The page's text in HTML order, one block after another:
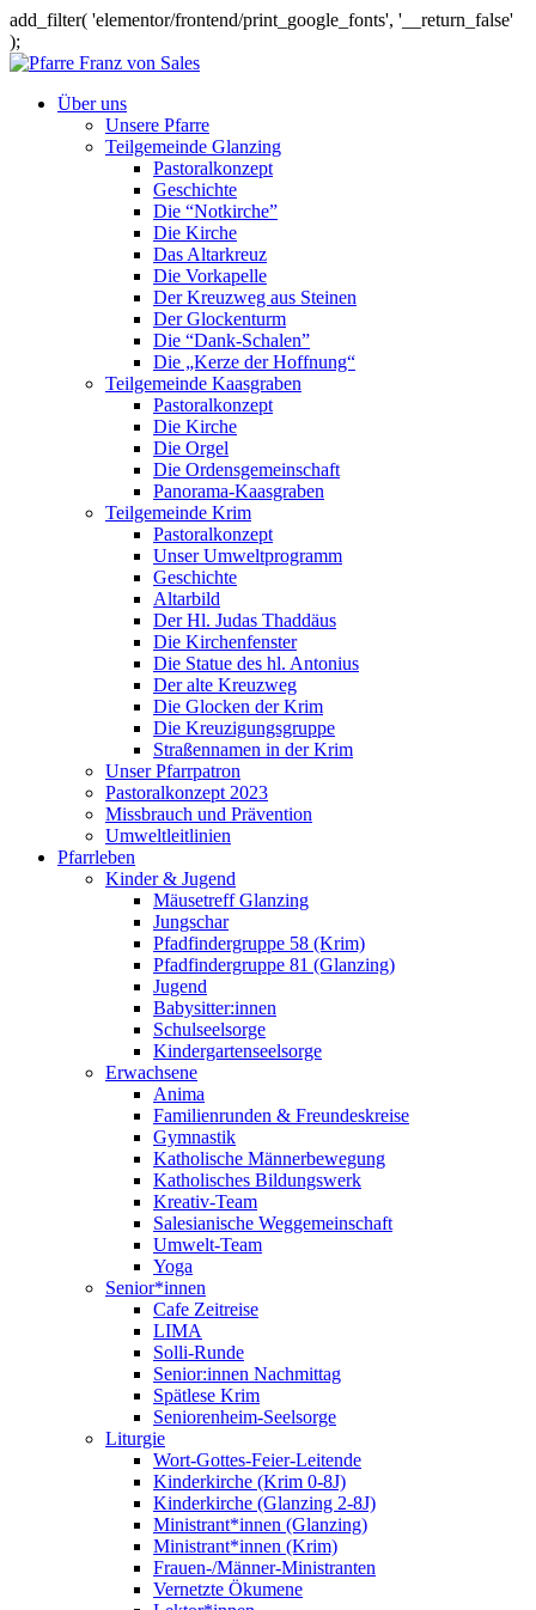
add_filter( 'elementor/frontend/print_google_fonts', '__return_false'
);
Über uns
Unsere Pfarre
Teilgemeinde Glanzing
Pastoralkonzept
Geschichte
Die “Notkirche”
Die Kirche
Das Altarkreuz
Die Vorkapelle
Der Kreuzweg aus Steinen
Der Glockenturm
Die “Dank-Schalen”
Die „Kerze der Hoffnung“
Teilgemeinde Kaasgraben
Pastoralkonzept
Die Kirche
Die Orgel
Die Ordensgemeinschaft
Panorama-Kaasgraben
Teilgemeinde Krim
Pastoralkonzept
Unser Umweltprogramm
Geschichte
Altarbild
Der Hl. Judas Thaddäus
Die Kirchenfenster
Die Statue des hl. Antonius
Der alte Kreuzweg
Die Glocken der Krim
Die Kreuzigungsgruppe
Straßennamen in der Krim
Unser Pfarrpatron
Pastoralkonzept 2023
Missbrauch und Prävention
Umweltleitlinien
Pfarrleben
Kinder & Jugend
Mäusetreff Glanzing
Jungschar
Pfadfindergruppe 58 (Krim)
Pfadfindergruppe 81 (Glanzing)
Jugend
Babysitter:innen
Schulseelsorge
Kindergartenseelsorge
Erwachsene
Anima
Familienrunden & Freundeskreise
Gymnastik
Katholische Männerbewegung
Katholisches Bildungswerk
Kreativ-Team
Salesianische Weggemeinschaft
Umwelt-Team
Yoga
Senior*innen
Cafe Zeitreise
LIMA
Solli-Runde
Senior:innen Nachmittag
Spätlese Krim
Seniorenheim-Seelsorge
Liturgie
Wort-Gottes-Feier-Leitende
Kinderkirche (Krim 0-8J)
Kinderkirche (Glanzing 2-8J)
Ministrant*innen (Glanzing)
Ministrant*innen (Krim)
Frauen-/Männer-Ministranten
Vernetzte Ökumene